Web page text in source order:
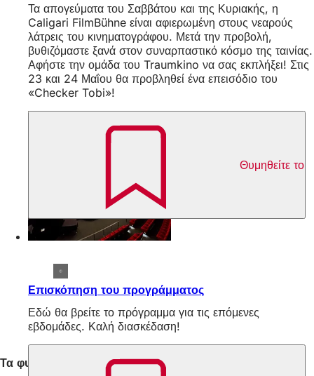
Τα απογεύματα του Σαββάτου και της Κυριακής, η
Caligari FilmBühne είναι αφιερωμένη στους νεαρούς
λάτρεις του κινηματογράφου. Μετά την προβολή,
βυθιζόμαστε ξανά στον συναρπαστικό κόσμο της ταινίας.
Αφήστε την ομάδα του Traumkino να σας εκπλήξει! Στις
23 και 24 Μαΐου θα προβληθεί ένα επεισόδιο του
«Checker Tobi»!
Θυμηθείτε το
Επισκόπηση του προγράμματος
Εδώ θα βρείτε το πρόγραμμα για τις επόμενες
εβδομάδες. Καλή διασκέδαση!
Τα φυλλάδια του προγράμματός μας: